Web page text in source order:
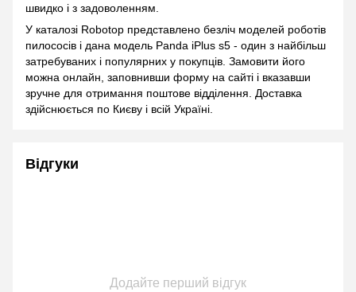
швидко і з задоволенням.
У каталозі Robotop представлено безліч моделей роботів
пилососів і дана модель Panda iPlus s5 - один з найбільш
затребуваних і популярних у покупців. Замовити його
можна онлайн, заповнивши форму на сайті і вказавши
зручне для отримання поштове відділення. Доставка
здійснюється по Києву і всій Україні.
Відгуки
Додайте перший відгук